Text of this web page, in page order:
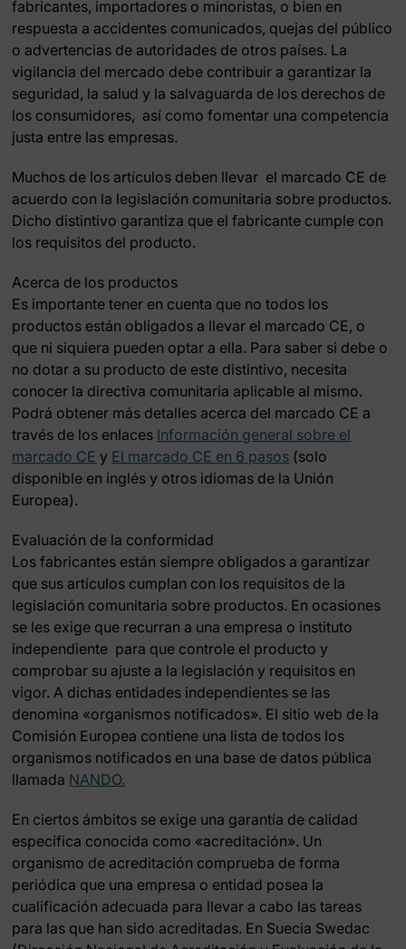
fabricantes, importadores o minoristas, o bien en
respuesta a accidentes comunicados, quejas del público
o advertencias de autoridades de otros países. La
vigilancia del mercado debe contribuir a garantizar la
seguridad, la salud y la salvaguarda de los derechos de
los consumidores, así como fomentar una competencia
justa entre las empresas.
Muchos de los artículos deben llevar el marcado CE de
acuerdo con la legislación comunitaria sobre productos.
Dicho distintivo garantiza que el fabricante cumple con
los requisitos del producto.
Acerca de los productos
Es importante tener en cuenta que no todos los
productos están obligados a llevar el marcado CE, o
que ni siquiera pueden optar a ella. Para saber si debe o
no dotar a su producto de este distintivo, necesita
conocer la directiva comunitaria aplicable al mismo.
Podrá obtener más detalles acerca del marcado CE a
través de los enlaces Información general sobre el
marcado CE y El marcado CE en 6 pasos (solo
disponible en inglés y otros idiomas de la Unión
Europea).
Evaluación de la conformidad
Los fabricantes están siempre obligados a garantizar
que sus artículos cumplan con los requisitos de la
legislación comunitaria sobre productos. En ocasiones
se les exige que recurran a una empresa o instituto
independiente para que controle el producto y
comprobar su ajuste a la legislación y requisitos en
vigor. A dichas entidades independientes se las
denomina «organismos notificados». El sitio web de la
Comisión Europea contiene una lista de todos los
organismos notificados en una base de datos pública
llamada NANDO.
En ciertos ámbitos se exige una garantía de calidad
específica conocida como «acreditación». Un
organismo de acreditación comprueba de forma
periódica que una empresa o entidad posea la
cualificación adecuada para llevar a cabo las tareas
para las que han sido acreditadas. En Suecia Swedac